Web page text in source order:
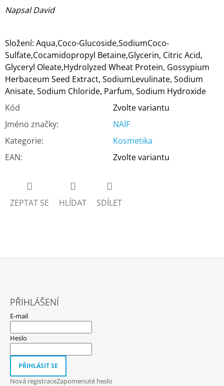
Napsal David
Složení: Aqua,Coco-Glucoside,SodiumCoco-
Sulfate,Cocamidopropyl Betaine,Glycerin, Citric Acid,
Glyceryl Oleate,Hydrolyzed Wheat Protein, Gossypium
Herbaceum Seed Extract, SodiumLevulinate, Sodium
Anisate, Sodium Chloride, Parfum, Sodium Hydroxide
Kód
Zvolte variantu
Jméno značky:
NAÏF
Kategorie:
Kosmetika
EAN: Zvolte variantu
ZEPTAT SE HLÍDAT SDÍLET
PŘIHLÁŠENÍ
E-mail
Heslo
PŘIHLÁSIT SE
Nová registraceZapomenuté heslo